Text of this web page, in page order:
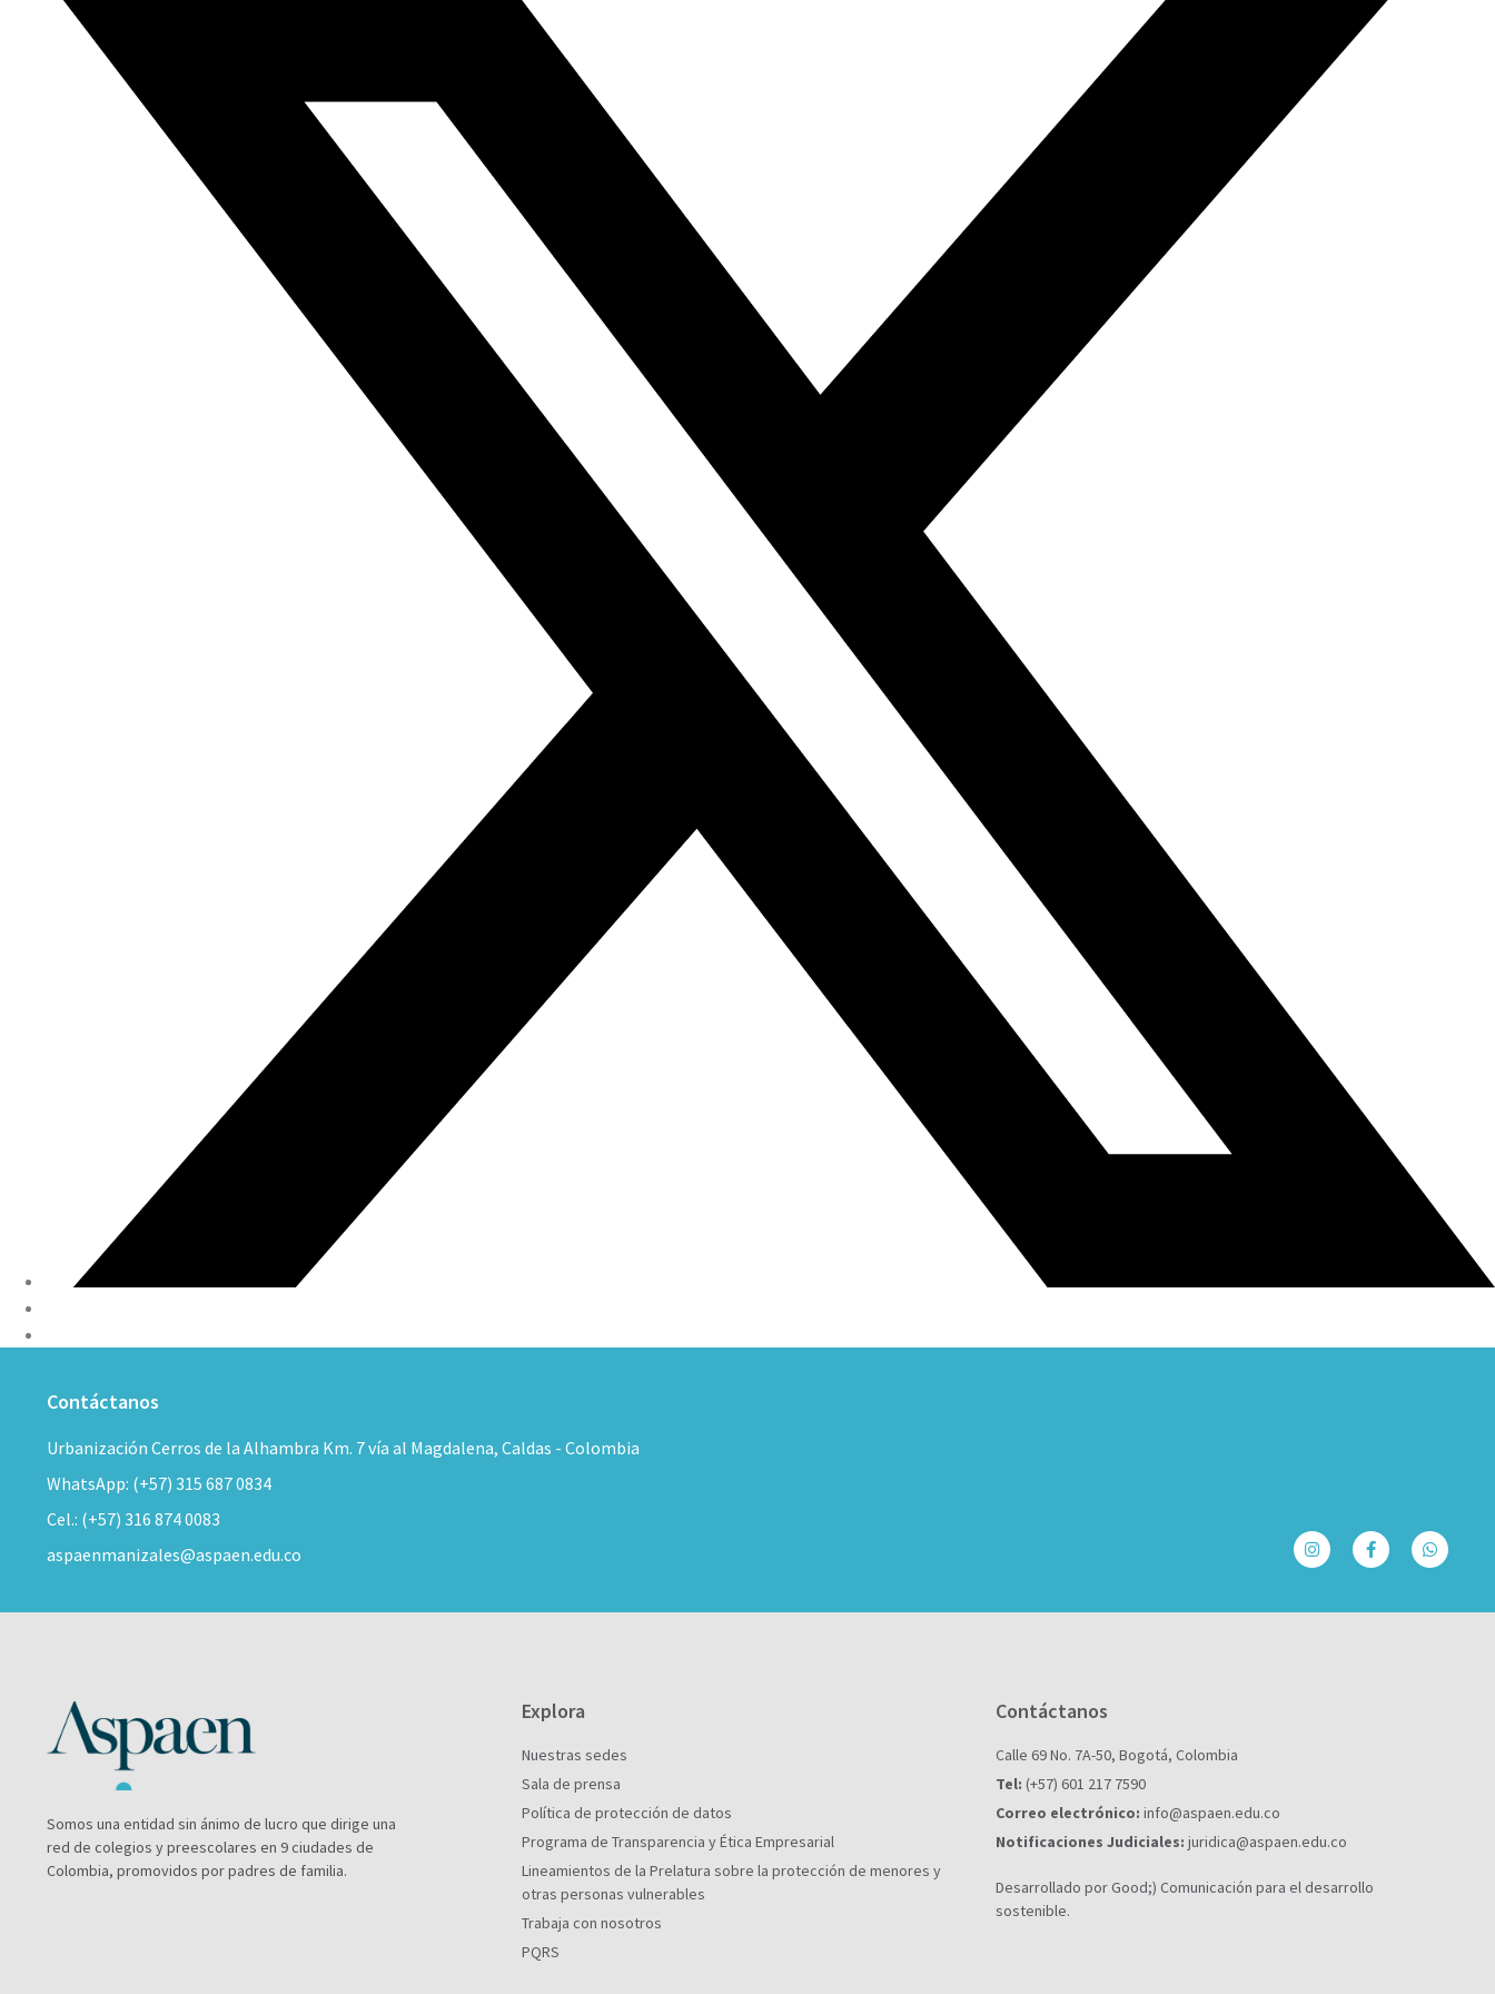
Contáctanos
Urbanización Cerros de la Alhambra Km. 7 vía al Magdalena, Caldas - Colombia
WhatsApp: (+57) 315 687 0834
Cel.: (+57) 316 874 0083
aspaenmanizales@aspaen.edu.co
Somos una entidad sin ánimo de lucro que dirige una
red de colegios y preescolares en 9 ciudades de
Colombia, promovidos por padres de familia.
Explora
Nuestras sedes
Sala de prensa
Política de protección de datos
Programa de Transparencia y Ética Empresarial
Lineamientos de la Prelatura sobre la protección de menores y
otras personas vulnerables
Trabaja con nosotros
PQRS
Contáctanos
Calle 69 No. 7A-50, Bogotá, Colombia
Tel: (+57) 601 217 7590
Correo electrónico: info@aspaen.edu.co
Notificaciones Judiciales: juridica@aspaen.edu.co
Desarrollado por Good;) Comunicación para el desarrollo
sostenible.